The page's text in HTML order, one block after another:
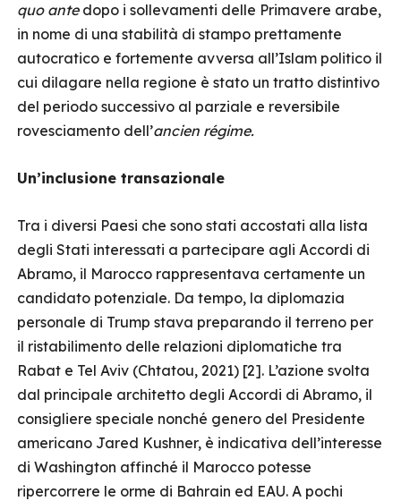
quo antedopo i sollevamenti delle Primavere arabe,
in nome di una stabilità di stampo prettamente
autocratico e fortemente avversa all’Islam politico il
cui dilagare nella regione è stato un tratto distintivo
del periodo successivo al parziale e reversibile
rovesciamento dell’ancien régime.
Un’inclusione transazionale
Tra i diversi Paesi che sono stati accostati alla lista
degli Stati interessati a partecipare agli Accordi di
Abramo, il Marocco rappresentava certamente un
candidato potenziale. Da tempo, la diplomazia
personale di Trump stava preparando il terreno per
il ristabilimento delle relazioni diplomatiche tra
Rabat e Tel Aviv (Chtatou, 2021) [2]. L’azione svolta
dal principale architetto degli Accordi di Abramo, il
consigliere speciale nonché genero del Presidente
americano Jared Kushner, è indicativa dell’interesse
di Washington affinché il Marocco potesse
ripercorrere le orme di Bahrain ed EAU. A pochi